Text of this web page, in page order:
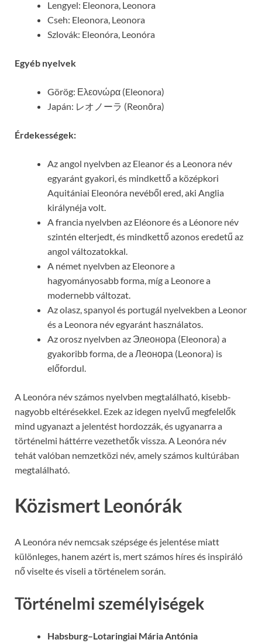
Lengyel: Eleonora, Leonora
Cseh: Eleonora, Leonora
Szlovák: Eleonóra, Leonóra
Egyéb nyelvek
Görög: Ελεονώρα (Eleonora)
Japán: レオノーラ (Reonōra)
Érdekességek:
Az angol nyelvben az Eleanor és a Leonora név
egyaránt gyakori, és mindkettő a középkori
Aquitániai Eleonóra nevéből ered, aki Anglia
királynéja volt.
A francia nyelvben az Eléonore és a Léonore név
szintén elterjedt, és mindkettő azonos eredetű az
angol változatokkal.
A német nyelvben az Eleonore a
hagyományosabb forma, míg a Leonore a
modernebb változat.
Az olasz, spanyol és portugál nyelvekben a Leonor
és a Leonora név egyaránt használatos.
Az orosz nyelvben az Элеонора (Eleonora) a
gyakoribb forma, de a Леонора (Leonora) is
előfordul.
A Leonóra név számos nyelvben megtalálható, kisebb-
nagyobb eltérésekkel. Ezek az idegen nyelvű megfelelők
mind ugyanazt a jelentést hordozzák, és ugyanarra a
történelmi háttérre vezethetők vissza. A Leonóra név
tehát valóban nemzetközi név, amely számos kultúrában
megtalálható.
Közismert Leonórák
A Leonóra név nemcsak szépsége és jelentése miatt
különleges, hanem azért is, mert számos híres és inspiráló
nő viselte és viseli a történelem során.
Történelmi személyiségek
Habsburg–Lotaringiai Mária Antónia